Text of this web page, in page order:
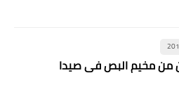
من مخيم البص في صيدا